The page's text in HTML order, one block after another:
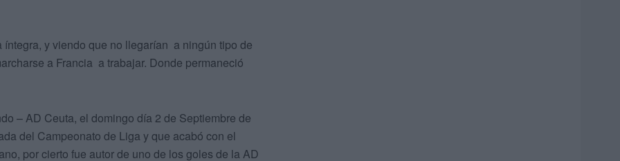
y viendo que no llegarían a ningún tipo de
a Francia a trabajar. Donde permaneció
– AD Ceuta, el domingo día 2 de Septiembre de
del Campeonato de Liga y que acabó con el
por cierto fue autor de uno de los goles de la AD